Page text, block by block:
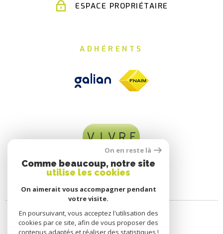
ESPACE PROPRIÉTAIRE
ADHÉRENTS
On en reste là
Comme beaucoup, notre site
utilise les cookies
On aimerait vous accompagner pendant
votre visite.
En poursuivant, vous acceptez l'utilisation des
cookies par ce site, afin de vous proposer des
contenus adaptés et réaliser des statistiques !